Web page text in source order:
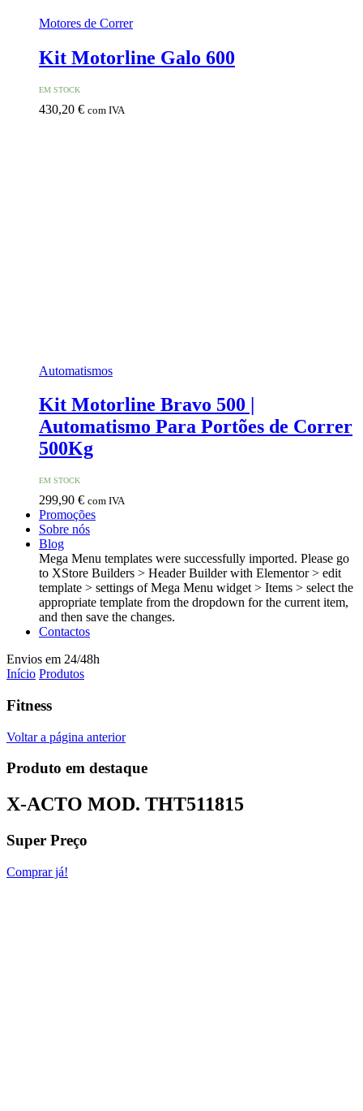
Motores de Correr
Kit Motorline Galo 600
EM STOCK
430,20 € com IVA
Automatismos
Kit Motorline Bravo 500 |
Automatismo Para Portões de Correr
500Kg
EM STOCK
299,90 € com IVA
Promoções
Sobre nós
Blog
Mega Menu templates were successfully imported. Please go
to XStore Builders > Header Builder with Elementor > edit
template > settings of Mega Menu widget > Items > select the
appropriate template from the dropdown for the current item,
and then save the changes.
Contactos
Envios em 24/48h
Início Produtos
Fitness
Voltar a página anterior
Produto em destaque
X-ACTO MOD. THT511815
Super Preço
Comprar já!